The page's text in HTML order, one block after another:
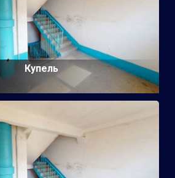
Купель